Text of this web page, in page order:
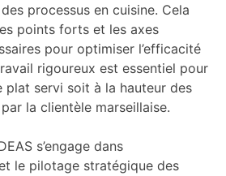
processus en cuisine. Cela
points forts et les axes
pour optimiser l’efficacité
rigoureux est essentiel pour
plat servi soit à la hauteur des
la clientèle marseillaise.
s’engage dans
le pilotage stratégique des